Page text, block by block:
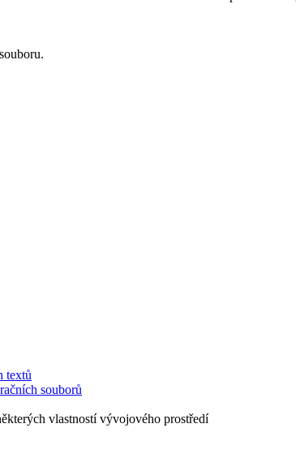
textů
souborů
vlastností vývojového prostředí